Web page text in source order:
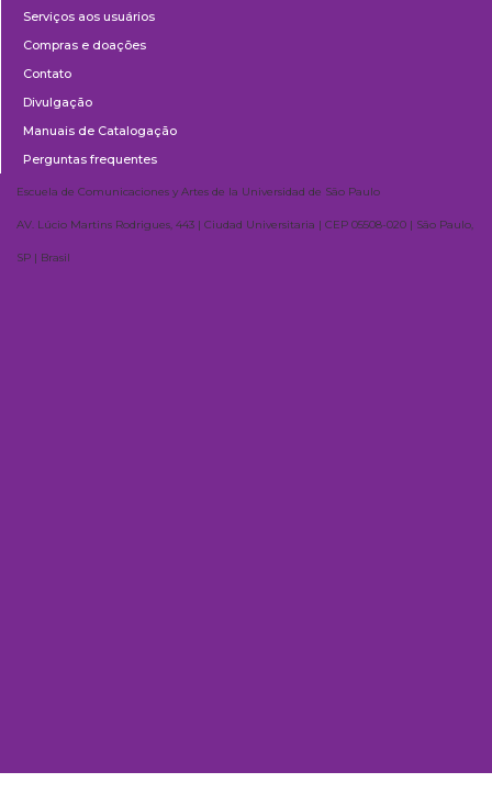
Serviços aos usuários
Compras e doações
Contato
Divulgação
Manuais de Catalogação
Perguntas frequentes
Escuela de Comunicaciones y Artes de la Universidad de São Paulo
AV. Lúcio Martins Rodrigues, 443 | Ciudad Universitaria | CEP 05508-020 | São Paulo,
SP | Brasil